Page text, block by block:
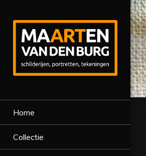
Home
Collectie